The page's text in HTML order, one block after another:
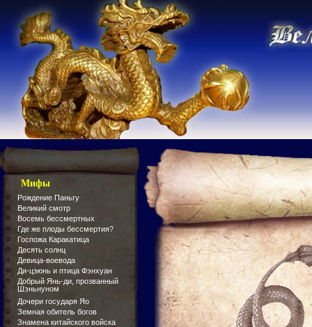
Мифы
Рождение Паньгу
Великий смотр
Восемь бессмертных
Где же плоды бессмертия?
Госпожа Каракатица
Десять солнц
Девица-воевода
Ди-цзюнь и птица Фэнхуан
Добрый Янь-ди, прозванный
Шэньнуном
Дочери государя Яо
Земная обитель богов
Знамена китайского войска